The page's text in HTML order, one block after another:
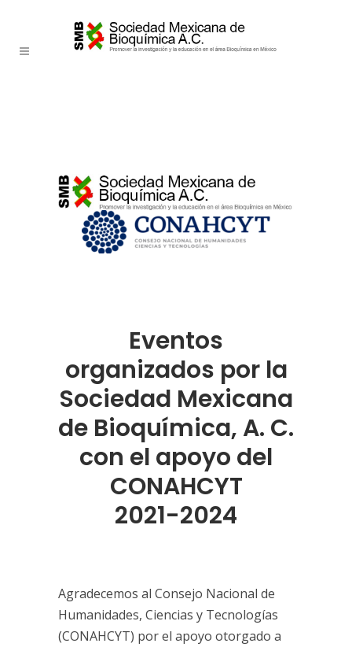
Eventos
organizados por la
Sociedad Mexicana
de Bioquímica, A. C.
con el apoyo del
CONAHCYT
2021-2024
Agradecemos al Consejo Nacional de
Humanidades, Ciencias y Tecnologías
(CONAHCYT) por el apoyo otorgado a